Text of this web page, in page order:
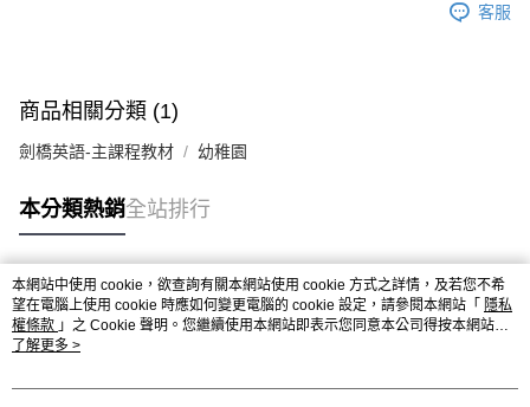
客服
商品相關分類 (1)
劍橋英語-主課程教材 幼稚園
本分類熱銷全站排行
熱門標籤
本網站中使用 cookie，欲查詢有關本網站使用 cookie 方式之詳情，及若您不希
望在電腦上使用 cookie 時應如何變更電腦的 cookie 設定，請參閱本網站「 隱私
權條款 」之 Cookie 聲明。您繼續使用本網站即表示您同意本公司得按本網站使
用條款之 Cookie 聲明使用 cookie。
了解更多 >